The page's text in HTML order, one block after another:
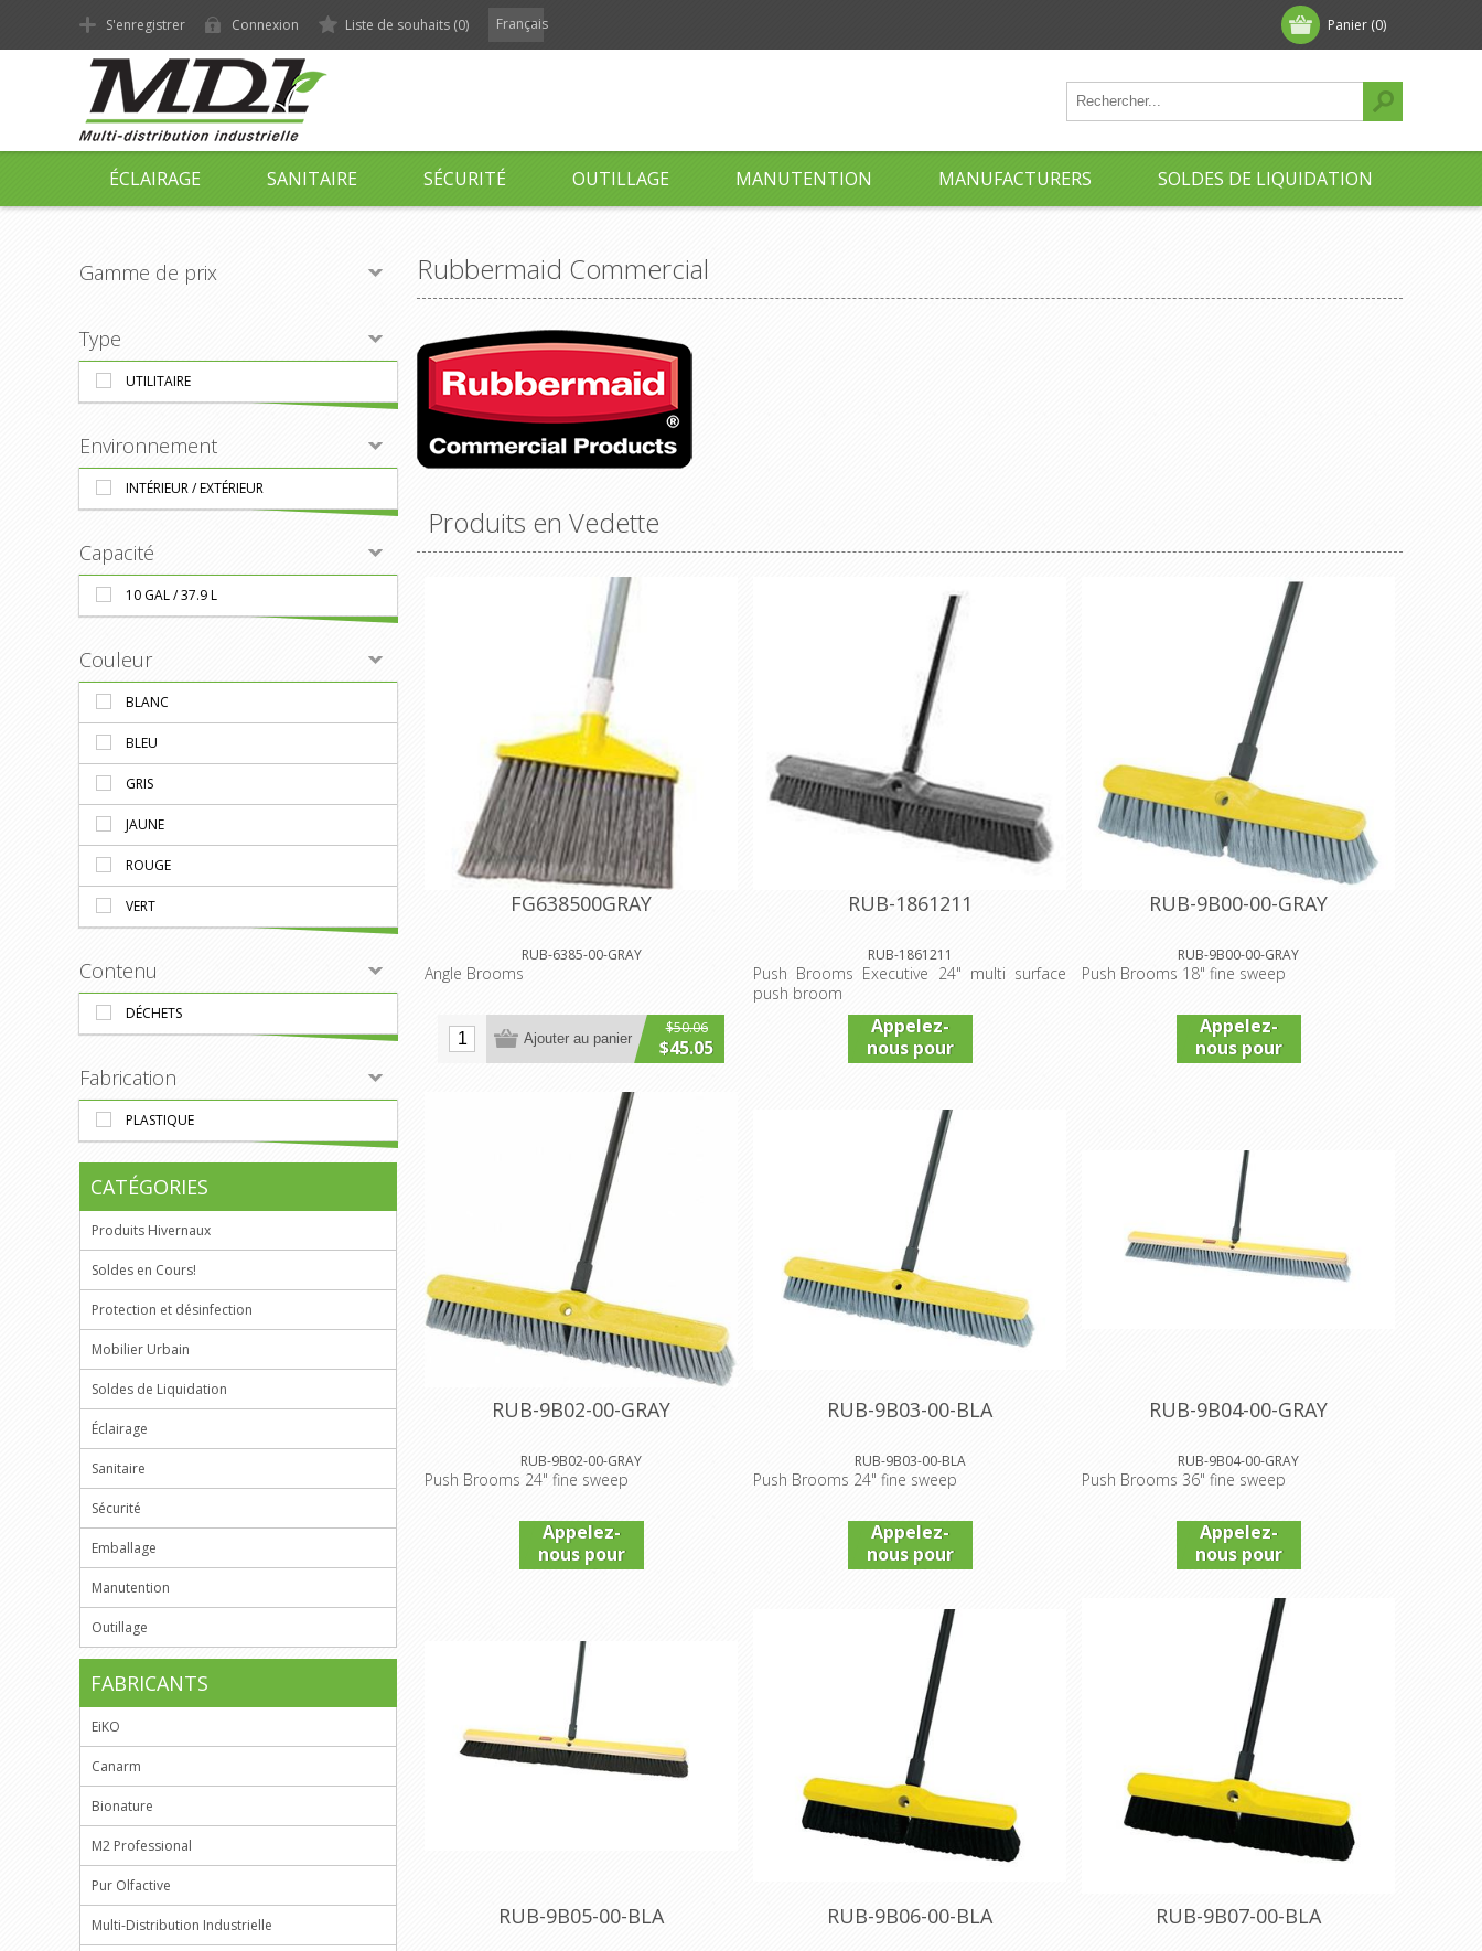
Panier (0)
S'enregistrer Connexion Liste de souhaits (0) Français
ÉCLAIRAGE SANITAIRE SÉCURITÉ OUTILLAGE MANUTENTION MANUFACTURERS SOLDES DE LIQUIDATION
Rubbermaid Commercial
Produits en Vedette
FG638500GRAY
RUB-6385-00-GRAY
Angle Brooms
$50.06
$45.05
Ajouter au panier
RUB-1861211
RUB-1861211
Push Brooms Executive 24" multi surface
push broom
Appelez-
nous pour
connaître
RUB-9B00-00-GRAY
RUB-9B00-00-GRAY
Push Brooms 18" fine sweep
Appelez-
nous pour
connaître
RUB-9B02-00-GRAY
RUB-9B02-00-GRAY
Push Brooms 24" fine sweep
Appelez-
nous pour
connaître
RUB-9B03-00-BLA
RUB-9B03-00-BLA
Push Brooms 24" fine sweep
Appelez-
nous pour
connaître
RUB-9B04-00-GRAY
RUB-9B04-00-GRAY
Push Brooms 36" fine sweep
Appelez-
nous pour
connaître
RUB-9B05-00-BLA RUB-9B06-00-BLA RUB-9B07-00-BLA
Gamme de prix
Type
UTILITAIRE
Environnement
INTÉRIEUR / EXTÉRIEUR
Capacité
10 GAL / 37.9 L
Couleur
BLANC
BLEU
GRIS
JAUNE
ROUGE
VERT
Contenu
DÉCHETS
Fabrication
PLASTIQUE
CATÉGORIES
Produits Hivernaux
Soldes en Cours!
Protection et désinfection
Mobilier Urbain
Soldes de Liquidation
Éclairage
Sanitaire
Sécurité
Emballage
Manutention
Outillage
FABRICANTS
EiKO
Canarm
Bionature
M2 Professional
Pur Olfactive
Multi-Distribution Industrielle